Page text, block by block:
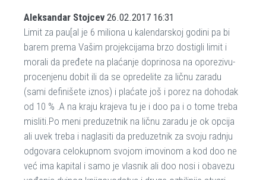
Aleksandar Stojcev 26.02.2017 16:31
Limit za pau[al je 6 miliona u kalendarskoj godini pa bi
barem prema Vašim projekcijama brzo dostigli limit i
morali da pređete na plaćanje doprinosa na oporezivu-
procenjenu dobit ili da se opredelite za ličnu zaradu
(sami definišete iznos) i plaćate još i porez na dohodak
od 10 % .A na kraju krajeva tu je i doo pa i o tome treba
misliti.Po meni preduzetnik na ličnu zaradu je ok opcija
ali uvek treba i naglasiti da preduzetnik za svoju radnju
odgovara celokupnom svojom imovinom a kod doo ne
već ima kapital i samo je vlasnik ali doo nosi i obavezu